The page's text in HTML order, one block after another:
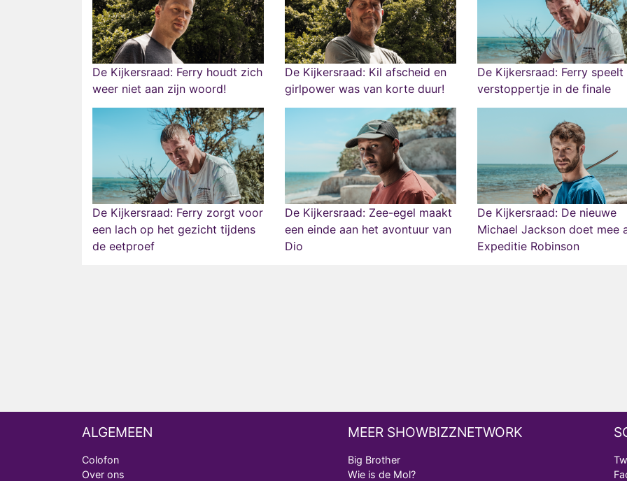
De Kijkersraad: Ferry houdt zich
weer niet aan zijn woord!
De Kijkersraad: Kil afscheid en
girlpower was van korte duur!
De Kijkersraad: Ferry speelt
verstoppertje in de finale
De Kijkersraad: Ferry zorgt voor
een lach op het gezicht tijdens
de eetproef
De Kijkersraad: Zee-egel maakt
een einde aan het avontuur van
Dio
De Kijkersraad: De nieuwe
Michael Jackson doet mee
Expeditie Robinson
ALGEMEEN
Colofon
Over ons
MEER SHOWBIZZNETWORK
Big Brother
Wie is de Mol?